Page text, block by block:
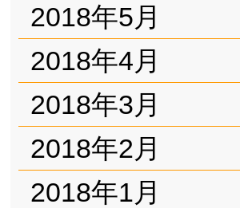
2018年5月
2018年4月
2018年3月
2018年2月
2018年1月